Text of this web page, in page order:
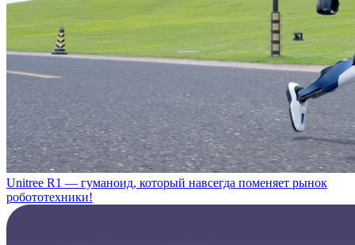
Unitree R1 — гуманоид, который навсегда поменяет рынок
робототехники!